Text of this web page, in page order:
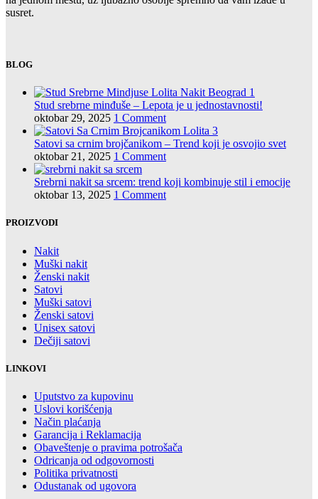
susret.
BLOG
Stud srebrne minđuše – Lepota je u jednostavnosti!
oktobar 29, 2025 1 Comment
Satovi sa crnim brojčanikom – Trend koji je osvojio svet
oktobar 21, 2025 1 Comment
Srebrni nakit sa srcem: trend koji kombinuje stil i emocije
oktobar 13, 2025 1 Comment
PROIZVODI
Nakit
Muški nakit
Ženski nakit
Satovi
Muški satovi
Ženski satovi
Unisex satovi
Dečiji satovi
LINKOVI
Uputstvo za kupovinu
Uslovi korišćenja
Način plaćanja
Garancija i Reklamacija
Obaveštenje o pravima potrošača
Odricanja od odgovornosti
Politika privatnosti
Odustanak od ugovora